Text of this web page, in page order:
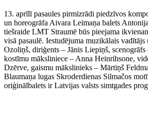
13. aprīlī pasaules pirmizrādi piedzīvos
un horeogrāfa Aivara Leimaņa balets
tiešraide LMT Straumē būs pieejama
visā pasaulē. Iestudējuma muzikālais
Ozoliņš, diriģents – Jānis Liepiņš,
kostīmu māksliniece – Anna Heinrihsone,
Dzērve, gaismu mākslinieks – Mārtiņš
Blaumaņa lugas Skroderdienas Silmačos
oriģinālbalets ir Latvijas valsts simtgades